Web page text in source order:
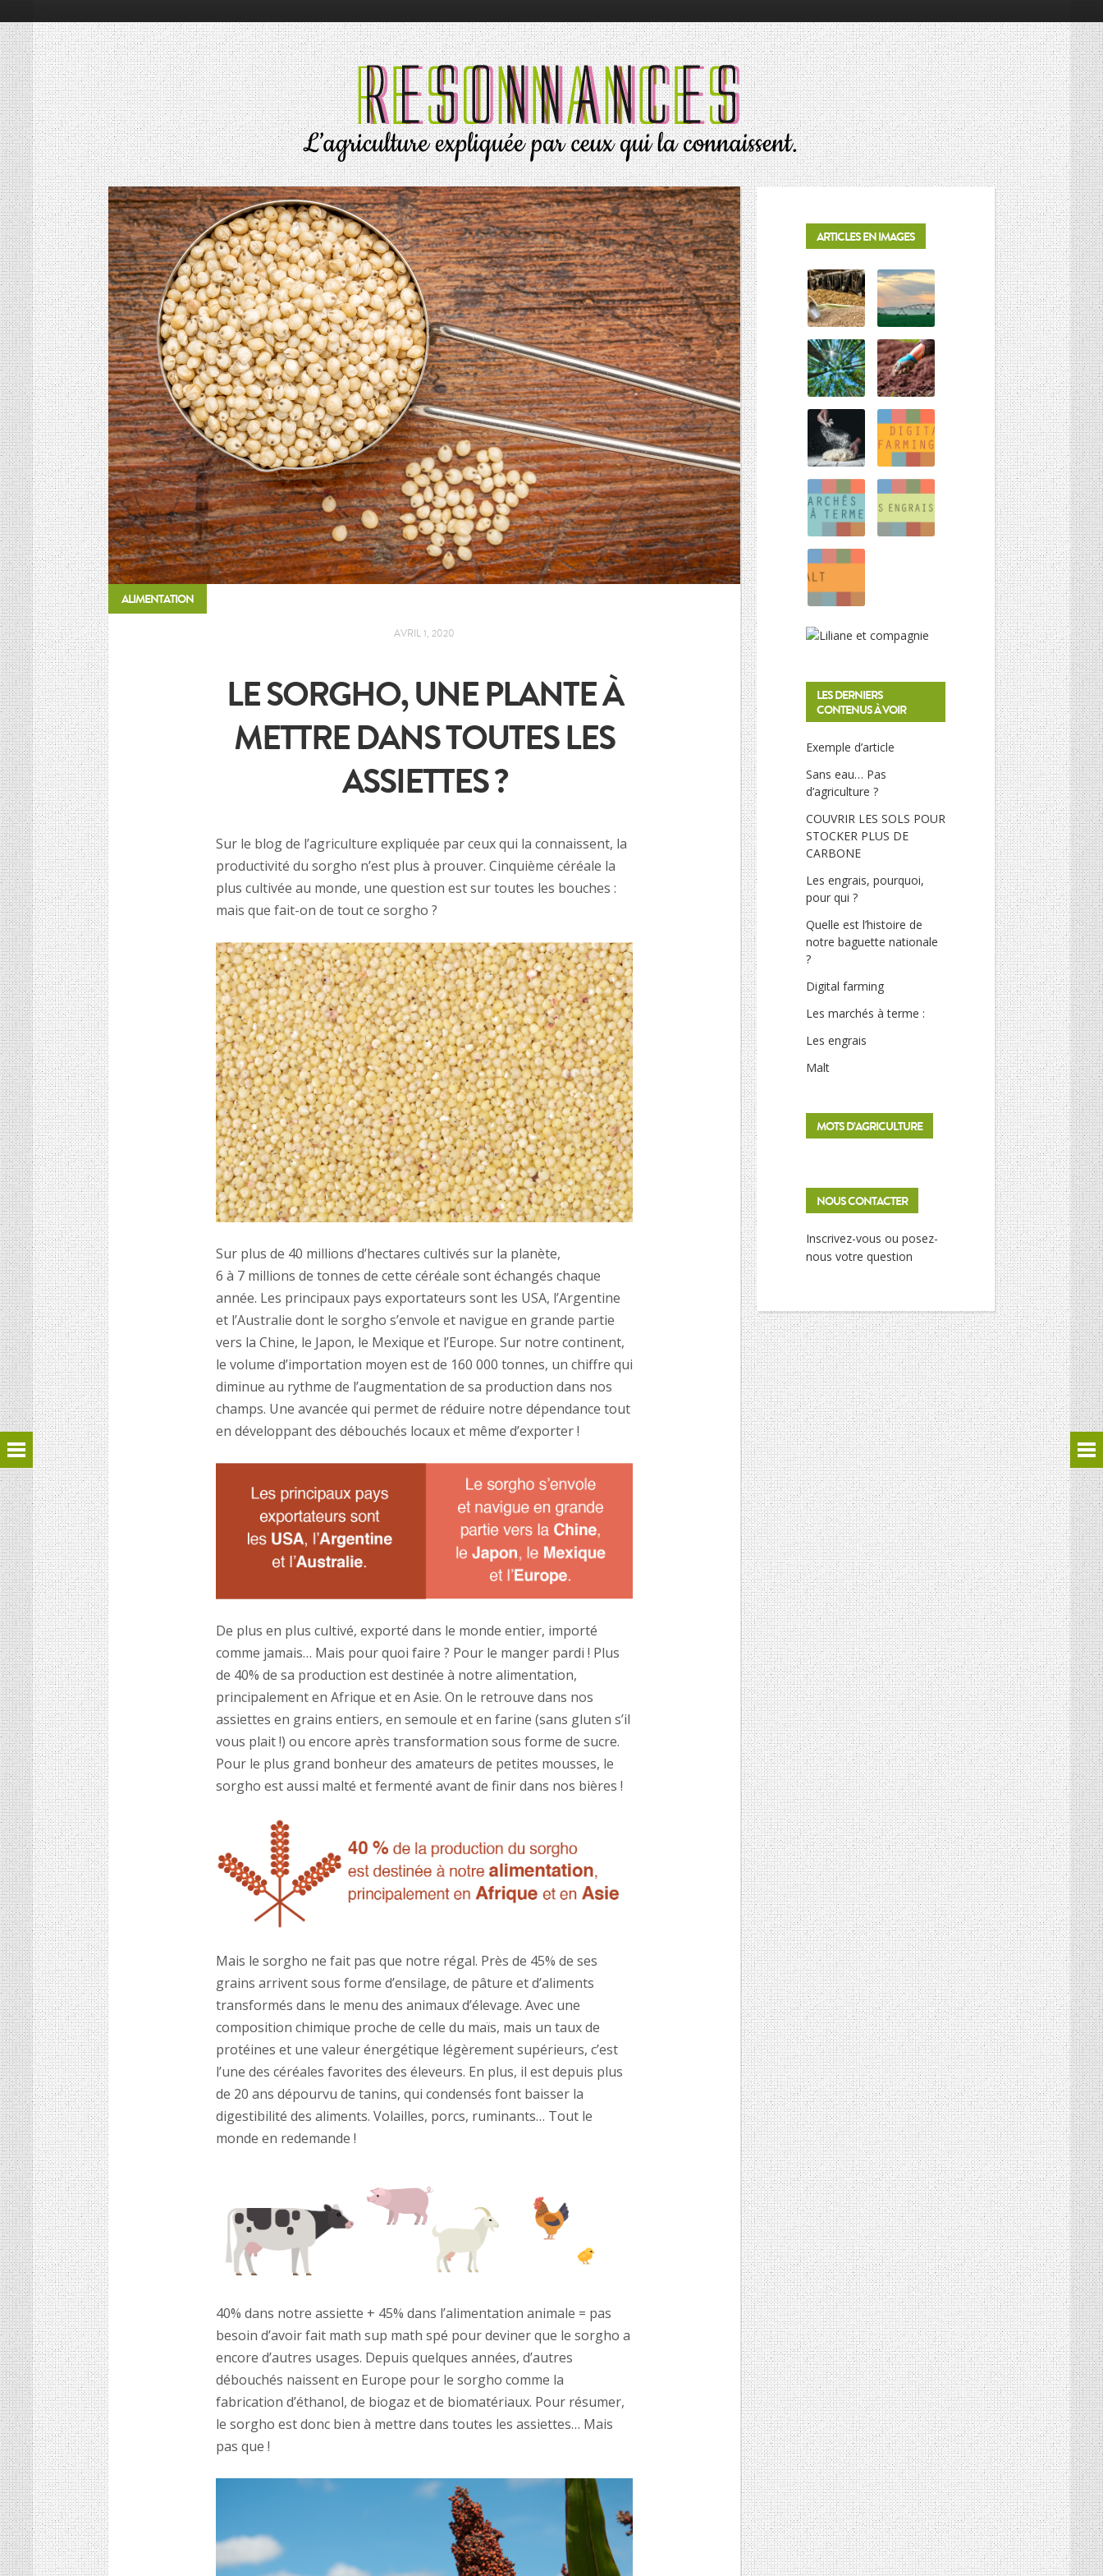
RÉSONNANCES
ALIMENTATION
ÉCONOMIE
ENVIRONNEMENT
INNOVATION
PORTRAITS
SOCIÉTÉ
MOTS D’AGRICULTURE
L’AGRICULTURE EN BREF
LES CONNAISSEURS
VIE DES CULTURES
HISTOIRE DES CULTURES
L’association
Et si on parlait un peu d’agriculture ?
Inscriptions newsletter, questions…
Mentions Légales
Google+
RÉSONNANCES
ALIMENTATION
ÉCONOMIE
ENVIRONNEMENT
PORTRAITS
SOCIÉTÉ
MOTS D’AGRICULTURE
L’AGRICULTURE EN BREF
LES CONNAISSEURS
VIE DES CULTURES
HISTOIRE DES CULTURES
L’association
Et si on parlait un peu d’agriculture ?
Inscriptions newsletter, questions…
Mentions Légales
ALIMENTATION
AVRIL 1, 2020
LE SORGHO, UNE PLANTE À
METTRE DANS TOUTES LES
ASSIETTES ?
Sur le blog de l’agriculture expliquée par ceux qui la connaissent, la
productivité du sorgho n’est plus à prouver. Cinquième céréale la
plus cultivée au monde, une question est sur toutes les bouches :
mais que fait-on de tout ce sorgho ?
Sur plus de 40 millions d’hectares cultivés sur la planète,
6 à 7 millions de tonnes de cette céréale sont échangés chaque
année. Les principaux pays exportateurs sont les USA, l’Argentine
et l’Australie dont le sorgho s’envole et navigue en grande partie
vers la Chine, le Japon, le Mexique et l’Europe. Sur notre continent,
le volume d’importation moyen est de 160 000 tonnes, un chiffre qui
diminue au rythme de l’augmentation de sa production dans nos
champs. Une avancée qui permet de réduire notre dépendance tout
en développant des débouchés locaux et même d’exporter !
De plus en plus cultivé, exporté dans le monde entier, importé
comme jamais… Mais pour quoi faire ? Pour le manger pardi ! Plus
de 40% de sa production est destinée à notre alimentation,
principalement en Afrique et en Asie. On le retrouve dans nos
assiettes en grains entiers, en semoule et en farine (sans gluten s’il
vous plait !) ou encore après transformation sous forme de sucre.
Pour le plus grand bonheur des amateurs de petites mousses, le
sorgho est aussi malté et fermenté avant de finir dans nos bières !
Mais le sorgho ne fait pas que notre régal. Près de 45% de ses
grains arrivent sous forme d’ensilage, de pâture et d’aliments
transformés dans le menu des animaux d’élevage. Avec une
composition chimique proche de celle du maïs, mais un taux de
protéines et une valeur énergétique légèrement supérieurs, c’est
l’une des céréales favorites des éleveurs. En plus, il est depuis plus
de 20 ans dépourvu de tanins, qui condensés font baisser la
digestibilité des aliments. Volailles, porcs, ruminants… Tout le
monde en redemande !
40% dans notre assiette + 45% dans l’alimentation animale = pas
besoin d’avoir fait math sup math spé pour deviner que le sorgho a
encore d’autres usages. Depuis quelques années, d’autres
débouchés naissent en Europe pour le sorgho comme la
fabrication d’éthanol, de biogaz et de biomatériaux. Pour résumer,
le sorgho est donc bien à mettre dans toutes les assiettes… Mais
pas que !
ARTICLES EN IMAGES
LES DERNIERS
CONTENUS À VOIR
Exemple d’article
Sans eau… Pas
d’agriculture ?
COUVRIR LES SOLS POUR
STOCKER PLUS DE
CARBONE
Les engrais, pourquoi,
pour qui ?
Quelle est l’histoire de
notre baguette nationale
?
Digital farming
Les marchés à terme :
Les engrais
Malt
MOTS D’AGRICULTURE
NOUS CONTACTER
Inscrivez-vous ou posez-
nous votre question